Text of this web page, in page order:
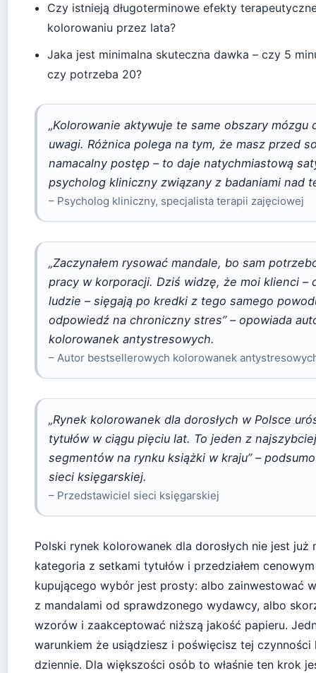
Czy istnieją długoterminowe efekty
kolorowaniu przez lata?
Jaka jest minimalna skuteczna dawka – czy 5
czy potrzeba 20?
„Kolorowanie aktywuje te same obszary mózgu
uwagi. Różnica polega na tym, że masz przed
namacalny postęp – to daje natychmiastową
psycholog kliniczny związany z badaniami nad
– Psycholog kliniczny, specjalista terapii zajęciowej
„Zaczynałem rysować mandale, bo sam
pracy w korporacji. Dziś widzę, że moi klienci –
ludzie – sięgają po kredki z tego samego
odpowiedź na chroniczny stres” – opowiada
kolorowanek antystresowych.
– Autor bestsellerowych kolorowanek
„Rynek kolorowanek dla dorosłych w Polsce
tytułów w ciągu pięciu lat. To jeden z
segmentów na rynku książki w kraju” –
sieci księgarskiej.
– Przedstawiciel sieci księgarskiej
Polski rynek kolorowanek dla dorosłych nie jest już
kategoria z setkami tytułów i przedziałem
kupującego wybór jest prosty: albo zainwestować
z mandalami od sprawdzonego wydawcy, albo
wzorów i zaakceptować niższą jakość papieru.
warunkiem że usiądziesz i poświęcisz tej czynności
dziennie. Dla większości osób to właśnie ten krok